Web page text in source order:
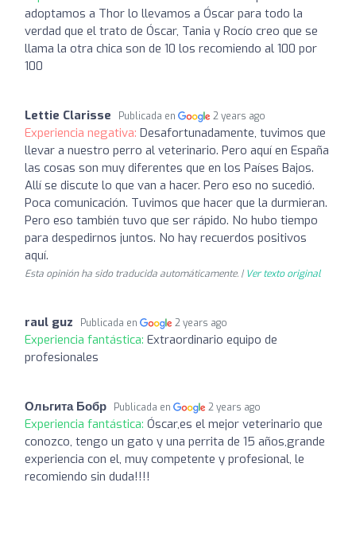
adoptamos a Thor lo llevamos a Óscar para todo la
verdad que el trato de Óscar, Tania y Rocío creo que se
llama la otra chica son de 10 los recomiendo al 100 por
100
Lettie Clarisse Publicada en 2 years ago
Experiencia negativa: Desafortunadamente, tuvimos que
llevar a nuestro perro al veterinario. Pero aquí en España
las cosas son muy diferentes que en los Países Bajos.
Allí se discute lo que van a hacer. Pero eso no sucedió.
Poca comunicación. Tuvimos que hacer que la durmieran.
Pero eso también tuvo que ser rápido. No hubo tiempo
para despedirnos juntos. No hay recuerdos positivos
aquí.
Esta opinión ha sido traducida automáticamente. | Ver texto original
raul guz Publicada en 2 years ago
Experiencia fantástica: Extraordinario equipo de
profesionales
Ольгита Бобр Publicada en 2 years ago
Experiencia fantástica: Óscar,es el mejor veterinario que
conozco, tengo un gato y una perrita de 15 años,grande
experiencia con el, muy competente y profesional, le
recomiendo sin duda!!!!